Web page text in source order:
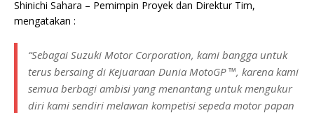
Shinichi Sahara – Pemimpin Proyek dan Direktur Tim,
mengatakan :
“Sebagai Suzuki Motor Corporation, kami bangga untuk
terus bersaing di Kejuaraan Dunia MotoGP ™, karena kami
semua berbagi ambisi yang menantang untuk mengukur
diri kami sendiri melawan kompetisi sepeda motor papan